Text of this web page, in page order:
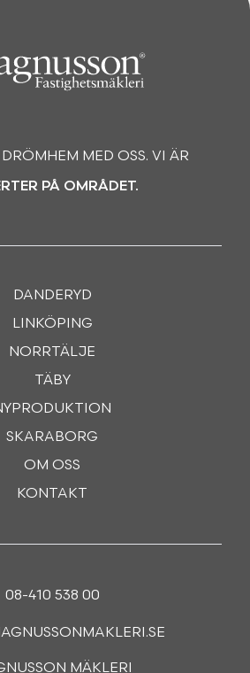
MED OSS. VI ÄR
PÅ OMRÅDET.
DANDERYD
LINKÖPING
NORRTÄLJE
TÄBY
SKARABORG
OM OSS
KONTAKT
08-410 538 00
MÄKLERI